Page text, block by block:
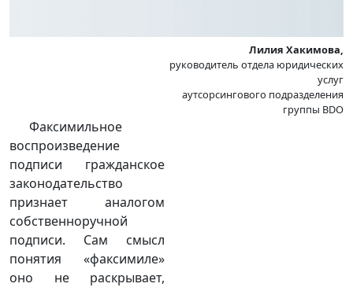
Лилия Хакимова,
руководитель отдела юридических
услуг
аутсорсингового подразделения
группы BDO
Факсимильное
воспроизведение
подписи гражданское
законодательство
признает аналогом
собственноручной
подписи. Сам смысл
понятия «факсимиле»
оно не раскрывает,